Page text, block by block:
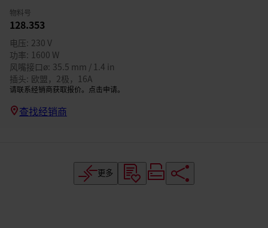
物料号
128.353
电压 230 V
功率 1600 W
风嘴接口ø 35.5 mm / 1.4 in
插头 欧盟，2极，16A
请联系经销商获取报价。点击申请。
查找经销商
更多